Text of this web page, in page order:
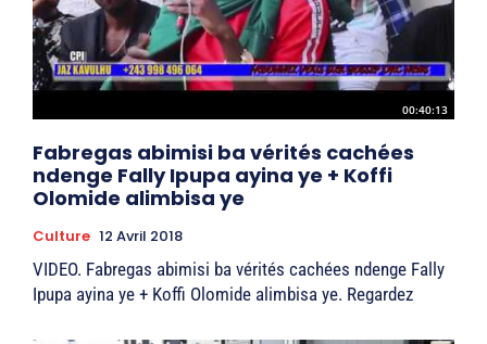
00:40:13
Fabregas abimisi ba vérités cachées
ndenge Fally Ipupa ayina ye + Koffi
Olomide alimbisa ye
Culture 12 Avril 2018
VIDEO. Fabregas abimisi ba vérités cachées ndenge Fally
Ipupa ayina ye + Koffi Olomide alimbisa ye. Regardez